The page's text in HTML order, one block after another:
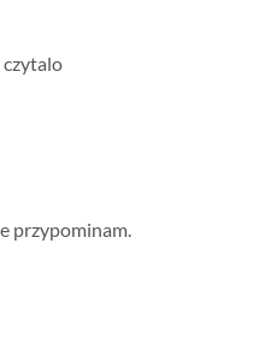
czytalo
przypominam.